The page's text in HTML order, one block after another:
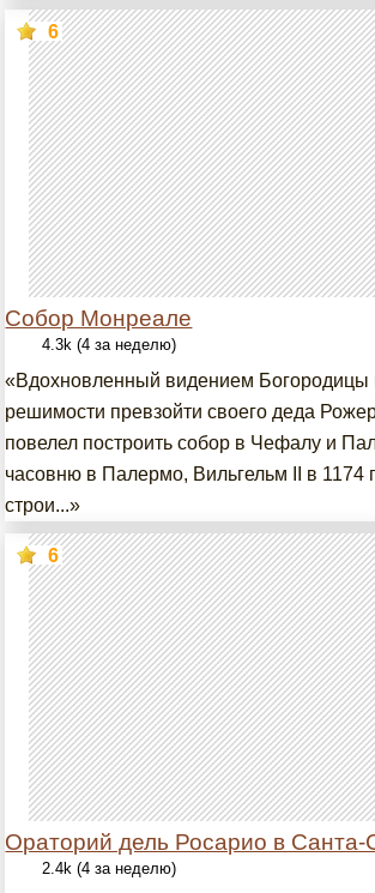
Собор Монреале
6
4.3k (4 за неделю)
«Вдохновленный видением Богородицы
решимости превзойти своего деда
повелел построить собор в Чефалу и
часовню в Палермо, Вильгельм II в 1174
строи...»
Ораторий дель Росарио в Санта-
6
2.4k (4 за неделю)